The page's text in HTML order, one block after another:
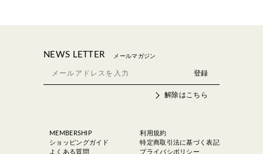
NEWS LETTER メールマガジン
解除はこちら
MEMBERSHIP
ショッピングガイド
よくある質問
利用規約
特定商取引法に基づく表記
プライバシポリシー